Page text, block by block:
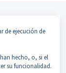
de ejecución de
hecho, o, si el
su funcionalidad.